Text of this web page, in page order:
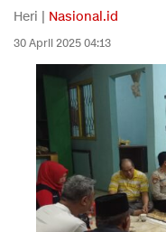
Heri | Nasional.id
30 April 2025 04:13